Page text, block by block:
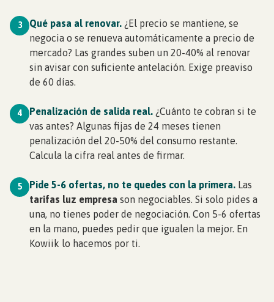
3 Qué pasa al renovar. ¿El precio se mantiene, se
negocia o se renueva automáticamente a precio de
mercado? Las grandes suben un 20-40% al renovar
sin avisar con suficiente antelación. Exige preaviso
de 60 días.
4 Penalización de salida real. ¿Cuánto te cobran si te
vas antes? Algunas fijas de 24 meses tienen
penalización del 20-50% del consumo restante.
Calcula la cifra real antes de firmar.
5 Pide 5-6 ofertas, no te quedes con la primera. Las
tarifas luz empresa son negociables. Si solo pides a
una, no tienes poder de negociación. Con 5-6 ofertas
en la mano, puedes pedir que igualen la mejor. En
Kowiik lo hacemos por ti.